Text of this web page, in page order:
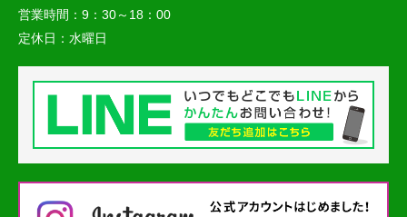
営業時間： 9：30～18：00
定休日： 水曜日